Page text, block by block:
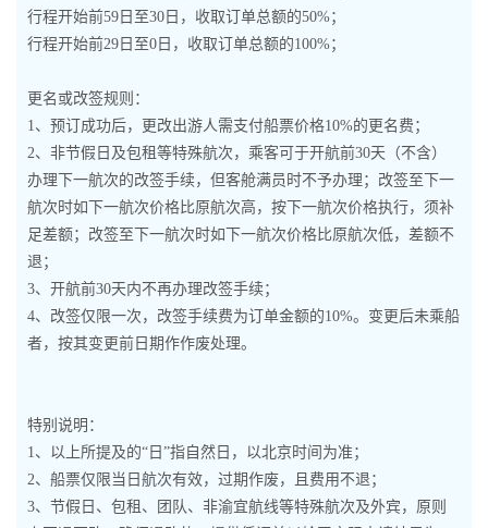
行程开始前59日至30日，收取订单总额的50%；
行程开始前29日至0日，收取订单总额的100%；
更名或改签规则：
1、预订成功后，更改出游人需支付船票价格10%的更名费；
2、非节假日及包租等特殊航次，乘客可于开航前30天（不含）
办理下一航次的改签手续，但客舱满员时不予办理；改签至下一
航次时如下一航次价格比原航次高，按下一航次价格执行，须补
足差额；改签至下一航次时如下一航次价格比原航次低，差额不
退；
3、开航前30天内不再办理改签手续；
4、改签仅限一次，改签手续费为订单金额的10%。变更后未乘船
者，按其变更前日期作作废处理。
特别说明：
1、以上所提及的“日”指自然日，以北京时间为准；
2、船票仅限当日航次有效，过期作废，且费用不退；
3、节假日、包租、团队、非渝宜航线等特殊航次及外宾，原则